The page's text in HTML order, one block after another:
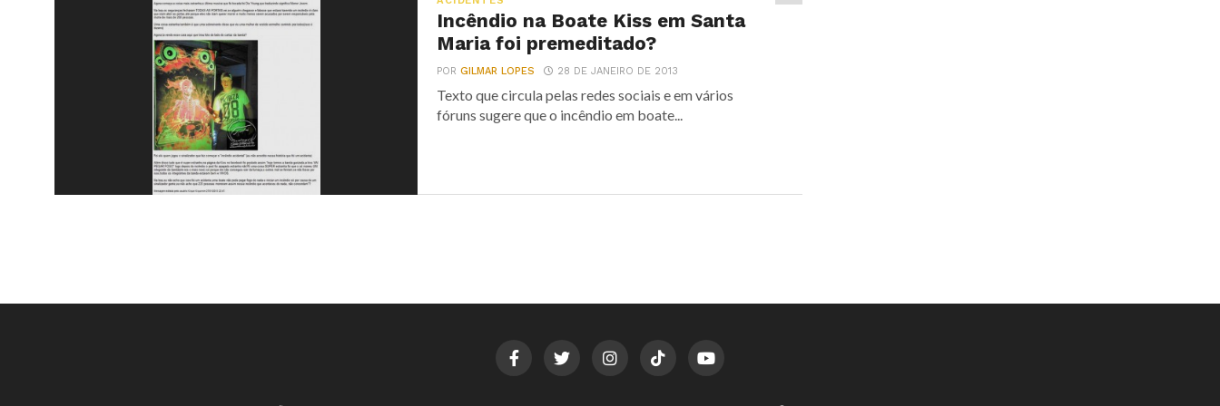
Incêndio na Boate Kiss em Santa
Maria foi premeditado?
PORGILMAR LOPES 28 DE JANEIRO DE 2013
Texto que circula pelas redes sociais e em vários
fóruns sugere que o incêndio em boate...